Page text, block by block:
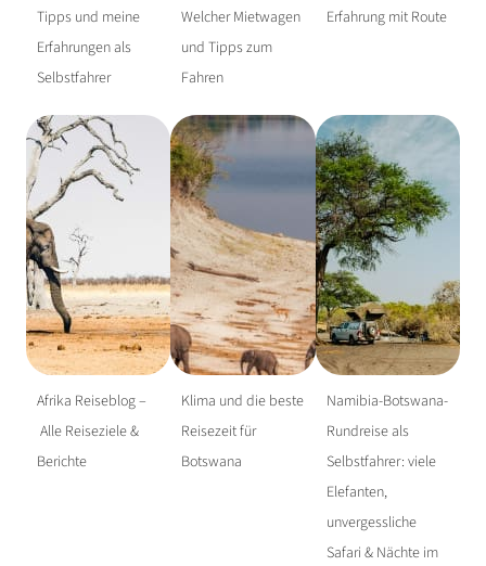
Tipps und meine
Erfahrungen als
Selbstfahrer
Welcher Mietwagen
und Tipps zum
Fahren
Erfahrung mit Route
Afrika Reiseblog –
Alle Reiseziele &
Berichte
Klima und die beste
Reisezeit für
Botswana
Namibia-Botswana-
Rundreise als
Selbstfahrer: viele
Elefanten,
unvergessliche
Safari & Nächte im